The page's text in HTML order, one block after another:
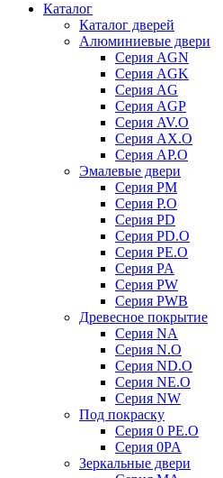
Каталог
Каталог дверей
Алюминиевые двери
Серия AGN
Серия AGK
Серия AG
Серия AGP
Серия AV.O
Серия AX.O
Серия AP.O
Эмалевые двери
Серия PM
Серия P.O
Серия PD
Серия PD.O
Серия PE.O
Серия PA
Серия PW
Серия PWB
Древесное покрытие
Серия NA
Серия N.O
Серия ND.O
Серия NE.O
Серия NW
Под покраску
Серия 0 PE.O
Серия 0PA
Зеркальные двери